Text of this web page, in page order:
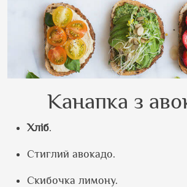
Канапка з
Хліб.
Стиглий авокадо.
Скибочка лимону.